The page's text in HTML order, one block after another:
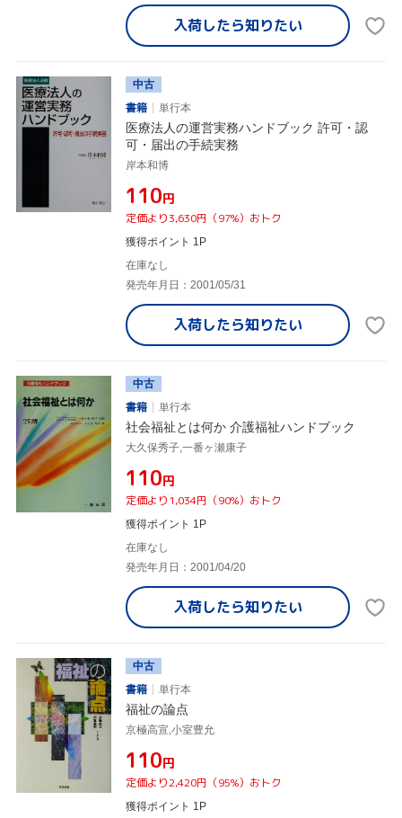
入荷したら知りたい
中古
書籍
単行本
医療法人の運営実務ハンドブック 許可・認
可・届出の手続実務
岸本和博
¥110円
定価より3,630円（97%）おトク
獲得ポイント 1P
在庫なし
発売年月日：2001/05/31
入荷したら知りたい
中古
書籍
単行本
社会福祉とは何か 介護福祉ハンドブック
大久保秀子,一番ヶ瀬康子
¥110円
定価より1,034円（90%）おトク
獲得ポイント 1P
在庫なし
発売年月日：2001/04/20
入荷したら知りたい
中古
書籍
単行本
福祉の論点
京極高宣,小室豊允
¥110円
定価より2,420円（95%）おトク
獲得ポイント 1P